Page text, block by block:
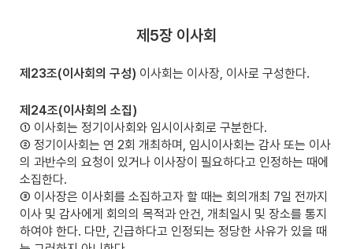
제5장 이사회
제23조(이사회의 구성) 이사회는 이사장, 이사로 구성한다.
제24조(이사회의 소집)
① 이사회는 정기이사회와 임시이사회로 구분한다.
② 정기이사회는 연 2회 개최하며, 임시이사회는 감사 또는 이사
의 과반수의 요청이 있거나 이사장이 필요하다고 인정하는 때에
소집한다.
③ 이사장은 이사회를 소집하고자 할 때는 회의개최 7일 전까지
이사 및 감사에게 회의의 목적과 안건, 개최일시 및 장소를 통지
하여야 한다. 다만, 긴급하다고 인정되는 정당한 사유가 있을 때